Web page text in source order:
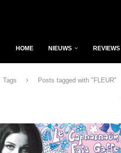
HOME NIEUWS REVIEWS
Tags Posts tagged with "FLEUR"